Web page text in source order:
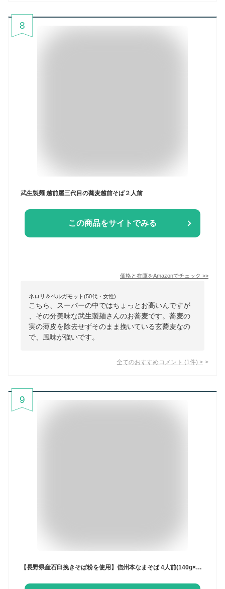
8
武生製麺 越前屋三代目の蕎麦越前そば２人前
この商品をサイトでみる
価格と在庫をAmazonでチェック >>
ネロリ＆ベルガモット(50代・女性)
こちら、スーパーの中ではちょっとお高いんですが
、その分美味な武生製麺さんのお蕎麦です。蕎麦の
実の薄皮を除去せずそのまま挽いている玄蕎麦なの
で、風味が強いです。
全てのおすすめコメント (1 件) >
9
【長野県産石臼挽きそば粉を使用】信州本なまそば 4人前(140g×4袋) つゆ付き 生麺専門工房が作るこだわりの生そば